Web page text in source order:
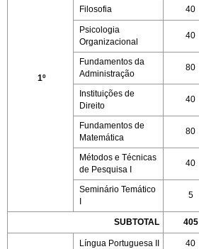
1º
Filosofia 40
Psicologia
Organizacional
40
Fundamentos da
Administração
80
Instituições de
Direito
40
Fundamentos de
Matemática
80
Métodos e Técnicas
de Pesquisa I
40
Seminário Temático
I
5
SUBTOTAL 405
Língua Portuguesa II 40